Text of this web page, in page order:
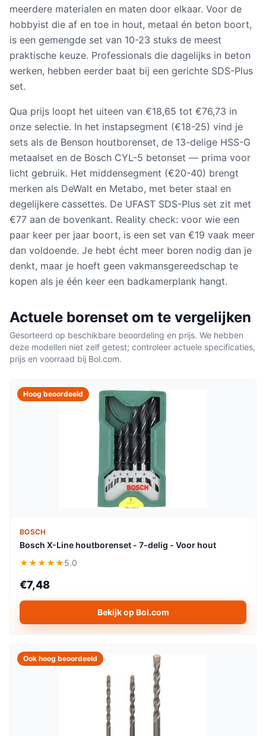
meerdere materialen en maten door elkaar. Voor de
hobbyist die af en toe in hout, metaal én beton boort,
is een gemengde set van 10-23 stuks de meest
praktische keuze. Professionals die dagelijks in beton
werken, hebben eerder baat bij een gerichte SDS-Plus
set.
Qua prijs loopt het uiteen van €18,65 tot €76,73 in
onze selectie. In het instapsegment (€18-25) vind je
sets als de Benson houtborenset, de 13-delige HSS-G
metaalset en de Bosch CYL-5 betonset — prima voor
licht gebruik. Het middensegment (€20-40) brengt
merken als DeWalt en Metabo, met beter staal en
degelijkere cassettes. De UFAST SDS-Plus set zit met
€77 aan de bovenkant. Reality check: voor wie een
paar keer per jaar boort, is een set van €19 vaak meer
dan voldoende. Je hebt écht meer boren nodig dan je
denkt, maar je hoeft geen vakmansgereedschap te
kopen als je één keer een badkamerplank hangt.
Actuele borenset om te vergelijken
Gesorteerd op beschikbare beoordeling en prijs. We hebben
deze modellen niet zelf getest; controleer actuele specificaties,
prijs en voorraad bij Bol.com.
Hoog beoordeeld
BOSCH
Bosch X-Line houtborenset - 7-delig - Voor hout
★★★★★5.0
€7,48
Bekijk op Bol.com
Ook hoog beoordeeld